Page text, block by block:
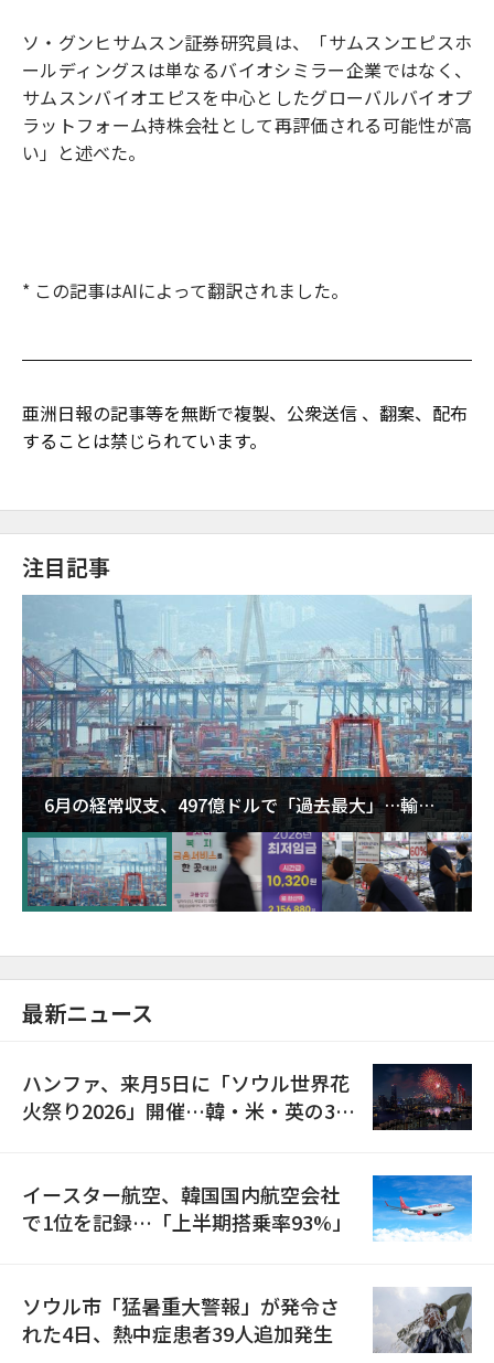
ソ・グンヒサムスン証券研究員は、「サムスンエピスホ
ールディングスは単なるバイオシミラー企業ではなく、
サムスンバイオエピスを中心としたグローバルバイオプ
ラットフォーム持株会社として再評価される可能性が高
い」と述べた。
* この記事はAIによって翻訳されました。
亜洲日報の記事等を無断で複製、公衆送信 、翻案、配布
することは禁じられています。
注目記事
6月の経常収支、497億ドルで「過去最大」…輸出
が初の1000億ドル突破
最新ニュース
ハンファ、来月5日に「ソウル世界花
火祭り2026」開催…韓・米・英の3カ
イースター航空、韓国国内航空会社
で1位を記録…「上半期搭乗率93%」
ソウル市「猛暑重大警報」が発令さ
れた4日、熱中症患者39人追加発生